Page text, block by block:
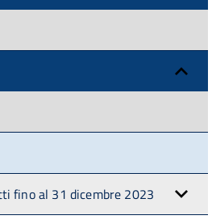
fino al 31 dicembre 2023